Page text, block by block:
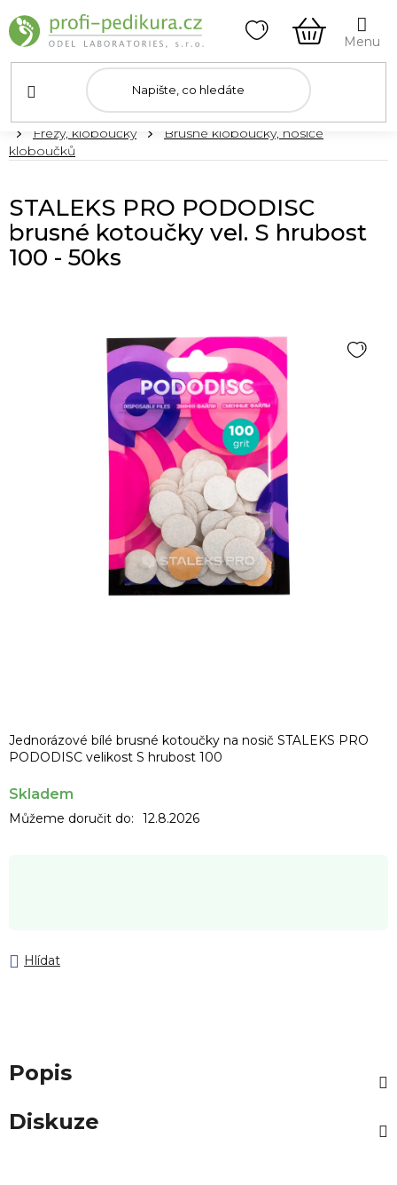
na
obsah
NÁKUPNÍ
KOŠÍK
DomůFrézy, kloboučky
Brusné kloboučky, nosiče
kloboučků
Jednorázové bílé brusné kotoučky na nosič STALEKS PRO
PODODISC velikost S hrubost 100
Skladem
Můžeme doručit do: 12.8.2026
Hlídat
STALEKS PRO PODODISC
brusné kotoučky vel. S hrubost
100 - 50ks
Popis
Diskuze